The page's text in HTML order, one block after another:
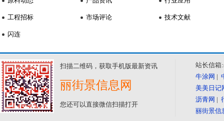
工程招标 市场评论 技术文献
闪连
扫描二维码，获取手机版最新资讯
丽街景信息网
您还可以直接微信扫描打开
站长信箱
牛涂网 |
美美日记
沥青网 |
丽街景信